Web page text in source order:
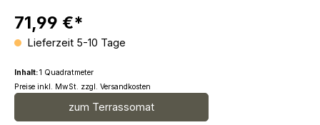
71,99 €*
Lieferzeit 5-10 Tage
Inhalt:1 Quadratmeter
Preise inkl. MwSt. zzgl. Versandkosten
zum Terrassomat